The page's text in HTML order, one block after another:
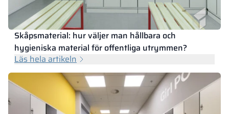
Skåpsmaterial: hur väljer man hållbara och
hygieniska material för offentliga utrymmen?
Läs hela artikeln